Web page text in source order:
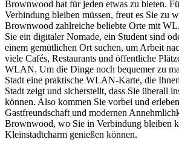
Brownwood hat für jeden etwas zu bieten.
Verbindung bleiben müssen, freut es Sie zu
Brownwood zahlreiche beliebte Orte mit
Sie ein digitaler Nomade, ein Student sind
einem gemütlichen Ort suchen, um Arbeit
viele Cafés, Restaurants und öffentliche
WLAN. Um die Dinge noch bequemer zu
Stadt eine praktische WLAN-Karte, die
Stadt zeigt und sicherstellt, dass Sie überall
können. Also kommen Sie vorbei und
Gastfreundschaft und modernen
Brownwood, wo Sie in Verbindung bleiben
Kleinstadtcharm genießen können.